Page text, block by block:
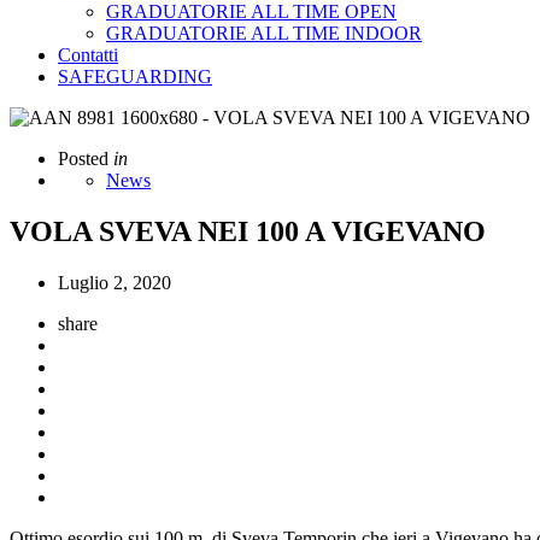
GRADUATORIE ALL TIME OPEN
GRADUATORIE ALL TIME INDOOR
Contatti
SAFEGUARDING
Posted in
News
VOLA SVEVA NEI 100 A VIGEVANO
Luglio 2, 2020
share